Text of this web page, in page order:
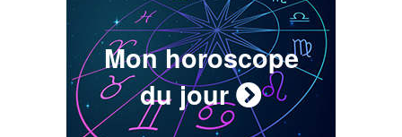
Mon horoscope
du jour